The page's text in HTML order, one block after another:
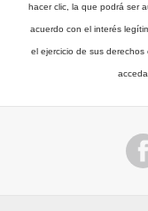
hacer clic, la que podrá ser
acuerdo con el interés
el ejercicio de sus derechos